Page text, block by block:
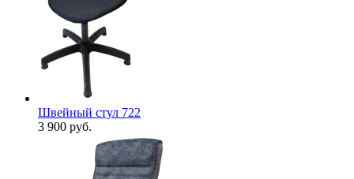
Швейный стул 722
3 900 руб.